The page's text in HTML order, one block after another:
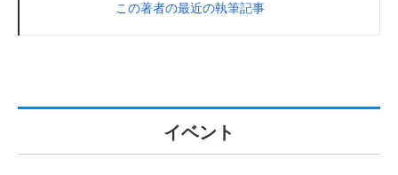
この著者の最近の執筆記事
イベント